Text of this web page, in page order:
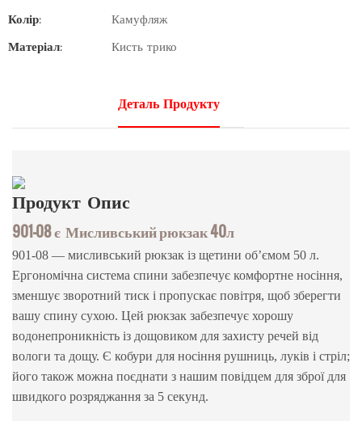
Колір:
Камуфляж
Матеріал:
Кисть трико
Деталь Продукту
Продукт Опис
901-08 є Мисливський рюкзак 40л
901-08 — мисливський рюкзак із щетини об’ємом 50 л.
Ергономічна система спини забезпечує комфортне носіння,
зменшує зворотний тиск і пропускає повітря, щоб зберегти
вашу спину сухою. Цей рюкзак забезпечує хорошу
водонепроникність із дощовиком для захисту речей від
вологи та дощу. Є кобури для носіння рушниць, луків і стріл;
його також можна поєднати з нашим повідцем для зброї для
швидкого розряджання за 5 секунд.